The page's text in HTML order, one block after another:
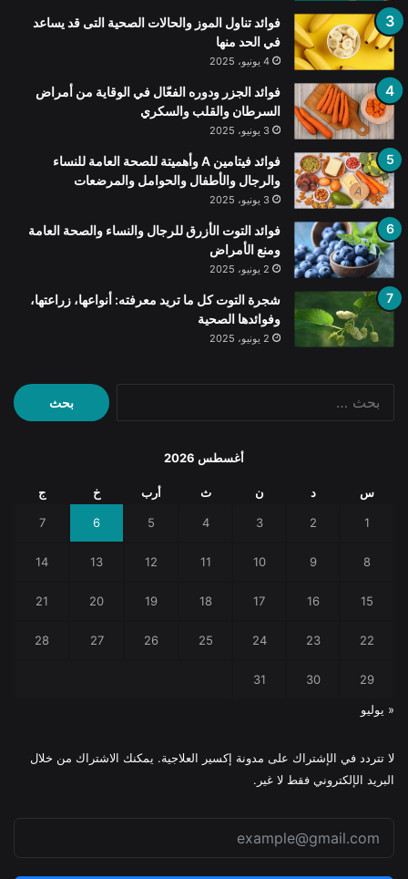
فوائد تناول الموز والحالات الصحية التى قد يساعد
في الحد منها
4 يونيو، 2025
فوائد الجزر ودوره الفعّال في الوقاية من أمراض
السرطان والقلب والسكري
3 يونيو، 2025
فوائد فيتامين A وأهميتة للصحة العامة للنساء
والرجال والأطفال والحوامل والمرضعات
3 يونيو، 2025
فوائد التوت الأزرق للرجال والنساء والصحة العامة
ومنع الأمراض
2 يونيو، 2025
شجرة التوت كل ما تريد معرفته: أنواعها، زراعتها،
وفوائدها الصحية
2 يونيو، 2025
البحث
عن:
أغسطس 2026
س د ن ث أرب خ ج
1
2
3
4
5
6
7
8
9
10
11
12
13
14
15
16
17
18
19
20
21
22
23
24
25
26
27
28
29
30
31
« يوليو
لا تتردد في الإشتراك على مدونة إكسير العلاجية. يمكنك الاشتراك من خلال
البريد الإلكتروني فقط لا غير.